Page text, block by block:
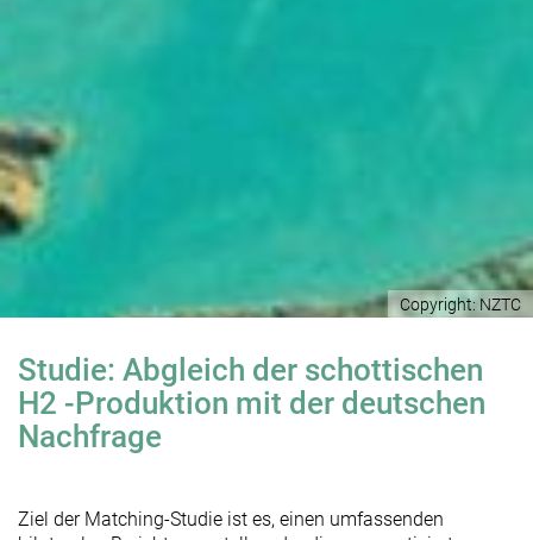
Copyright: NZTC
Studie: Abgleich der schottischen
H2 -Produktion mit der deutschen
Nachfrage
Ziel der Matching-Studie ist es, einen umfassenden